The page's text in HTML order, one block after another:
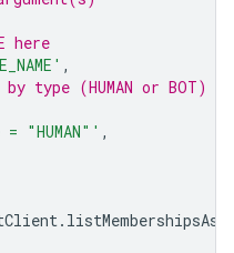
here
,
type (HUMAN or BOT) or
"HUMAN"' ,
.